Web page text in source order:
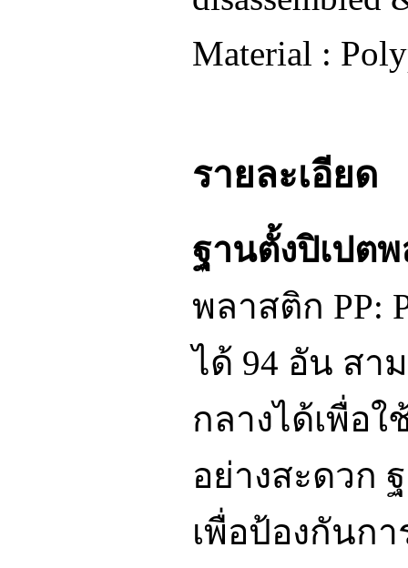
Material :
รายละเอียด
ฐานตั้งปิเปต
พลาสติก PP:
ได้ 94 อัน ส
กลางได้เพื่อ
อย่างสะดวก
เพื่อป้องกันก